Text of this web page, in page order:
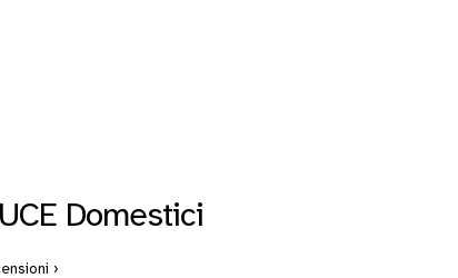
Domestici
›